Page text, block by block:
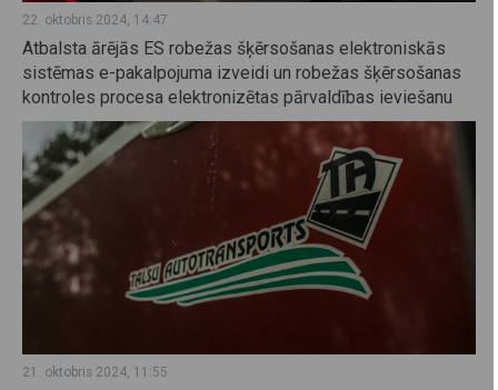
22. oktobris 2024, 14:47
Atbalsta ārējās ES robežas šķērsošanas elektroniskās
sistēmas e-pakalpojuma izveidi un robežas šķērsošanas
kontroles procesa elektronizētas pārvaldības ieviešanu
21. oktobris 2024, 11:55